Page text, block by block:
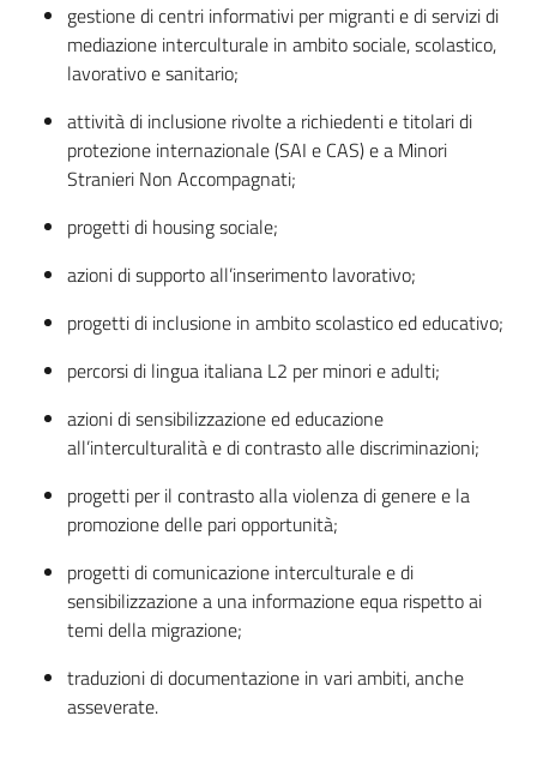
gestione di centri informativi per migranti e di servizi di
mediazione interculturale in ambito sociale, scolastico,
lavorativo e sanitario;
attività di inclusione rivolte a richiedenti e titolari di
protezione internazionale (SAI e CAS) e a Minori
Stranieri Non Accompagnati;
progetti di housing sociale;
azioni di supporto all’inserimento lavorativo;
progetti di inclusione in ambito scolastico ed educativo;
percorsi di lingua italiana L2 per minori e adulti;
azioni di sensibilizzazione ed educazione
all’interculturalità e di contrasto alle discriminazioni;
progetti per il contrasto alla violenza di genere e la
promozione delle pari opportunità;
progetti di comunicazione interculturale e di
sensibilizzazione a una informazione equa rispetto ai
temi della migrazione;
traduzioni di documentazione in vari ambiti, anche
asseverate.